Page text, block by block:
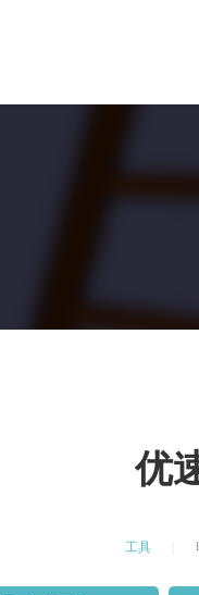
优
工具